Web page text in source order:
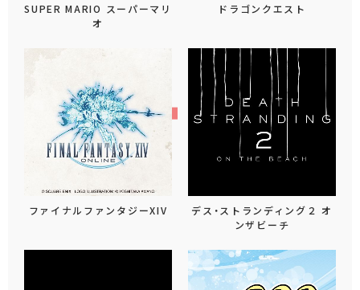
SUPER MARIO スーパーマリ
オ
ドラゴンクエスト
ファイナルファンタジーXIV
デス・ストランディング２ オ
ンザビーチ